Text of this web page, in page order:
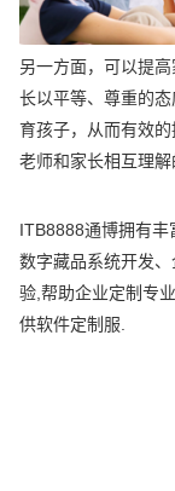
另一方面，可以提
长以平等、尊重的
育孩子，从而有效
老师和家长相互理解
ITB8888通博拥有
数字藏品系统开发
验,帮助企业定制专
供软件定制服.